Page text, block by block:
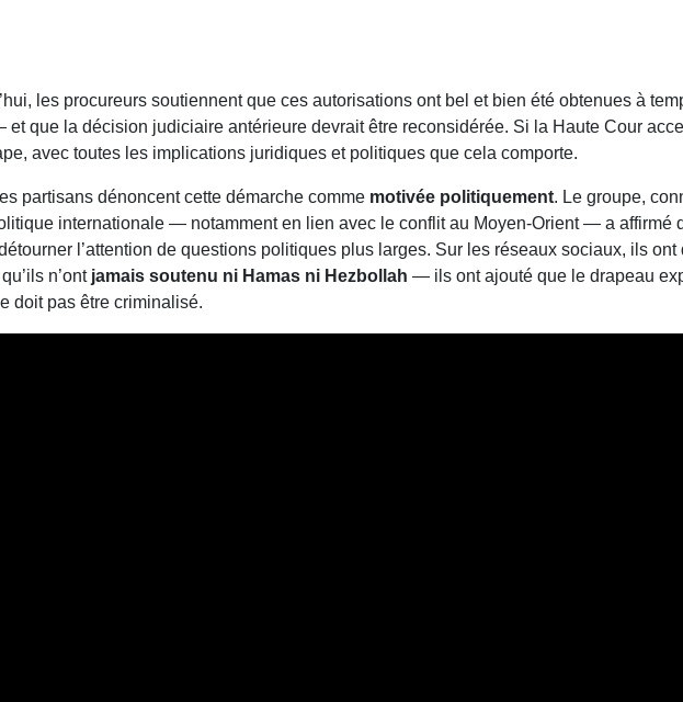
les procureurs soutiennent que ces autorisations ont bel et bien été obtenues à
que la décision judiciaire antérieure devrait être reconsidérée. Si la Haute Cour
avec toutes les implications juridiques et politiques que cela comporte.
partisans dénoncent cette démarche comme motivée politiquement. Le groupe,
internationale — notamment en lien avec le conflit au Moyen‑Orient — a affirmé
l’attention de questions politiques plus larges. Sur les réseaux sociaux, ils
n’ont jamais soutenu ni Hamas ni Hezbollah — ils ont ajouté que le drapeau
doit pas être criminalisé.